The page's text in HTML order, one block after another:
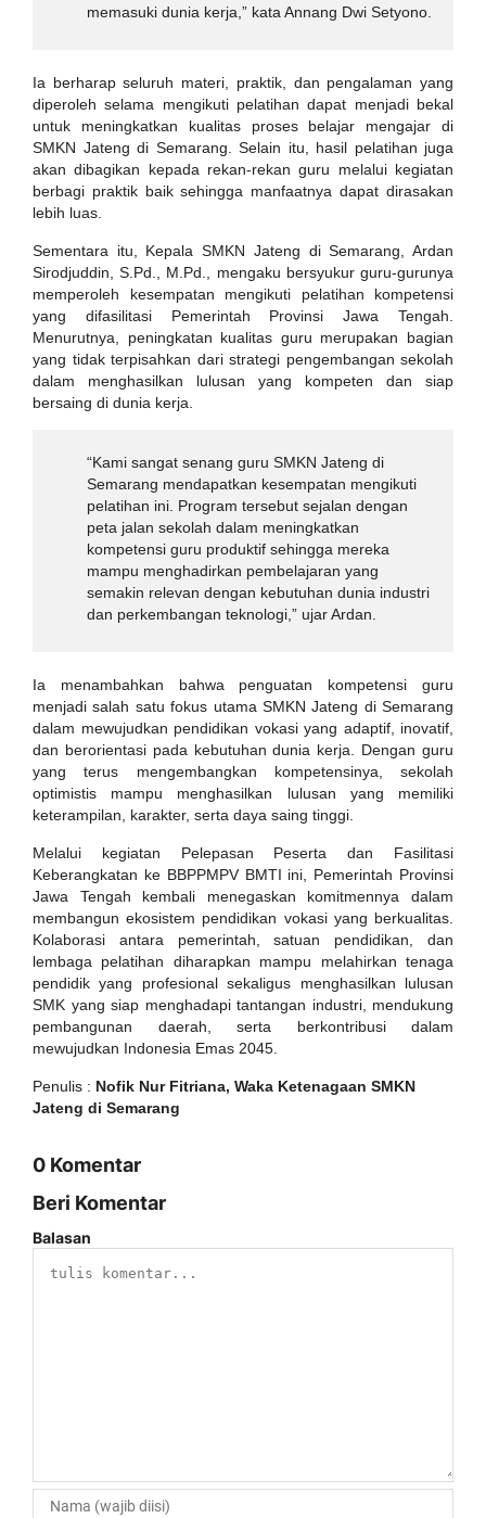
memasuki dunia kerja,” kata Annang Dwi Setyono.
Ia berharap seluruh materi, praktik, dan pengalaman yang
diperoleh selama mengikuti pelatihan dapat menjadi bekal
untuk meningkatkan kualitas proses belajar mengajar di
SMKN Jateng di Semarang. Selain itu, hasil pelatihan juga
akan dibagikan kepada rekan-rekan guru melalui kegiatan
berbagi praktik baik sehingga manfaatnya dapat dirasakan
lebih luas.
Sementara itu, Kepala SMKN Jateng di Semarang, Ardan
Sirodjuddin, S.Pd., M.Pd., mengaku bersyukur guru-gurunya
memperoleh kesempatan mengikuti pelatihan kompetensi
yang difasilitasi Pemerintah Provinsi Jawa Tengah.
Menurutnya, peningkatan kualitas guru merupakan bagian
yang tidak terpisahkan dari strategi pengembangan sekolah
dalam menghasilkan lulusan yang kompeten dan siap
bersaing di dunia kerja.
“Kami sangat senang guru SMKN Jateng di
Semarang mendapatkan kesempatan mengikuti
pelatihan ini. Program tersebut sejalan dengan
peta jalan sekolah dalam meningkatkan
kompetensi guru produktif sehingga mereka
mampu menghadirkan pembelajaran yang
semakin relevan dengan kebutuhan dunia industri
dan perkembangan teknologi,” ujar Ardan.
Ia menambahkan bahwa penguatan kompetensi guru
menjadi salah satu fokus utama SMKN Jateng di Semarang
dalam mewujudkan pendidikan vokasi yang adaptif, inovatif,
dan berorientasi pada kebutuhan dunia kerja. Dengan guru
yang terus mengembangkan kompetensinya, sekolah
optimistis mampu menghasilkan lulusan yang memiliki
keterampilan, karakter, serta daya saing tinggi.
Melalui kegiatan Pelepasan Peserta dan Fasilitasi
Keberangkatan ke BBPPMPV BMTI ini, Pemerintah Provinsi
Jawa Tengah kembali menegaskan komitmennya dalam
membangun ekosistem pendidikan vokasi yang berkualitas.
Kolaborasi antara pemerintah, satuan pendidikan, dan
lembaga pelatihan diharapkan mampu melahirkan tenaga
pendidik yang profesional sekaligus menghasilkan lulusan
SMK yang siap menghadapi tantangan industri, mendukung
pembangunan daerah, serta berkontribusi dalam
mewujudkan Indonesia Emas 2045.
Penulis : Nofik Nur Fitriana, Waka Ketenagaan SMKN
Jateng di Semarang
0 Komentar
Beri Komentar
Balasan